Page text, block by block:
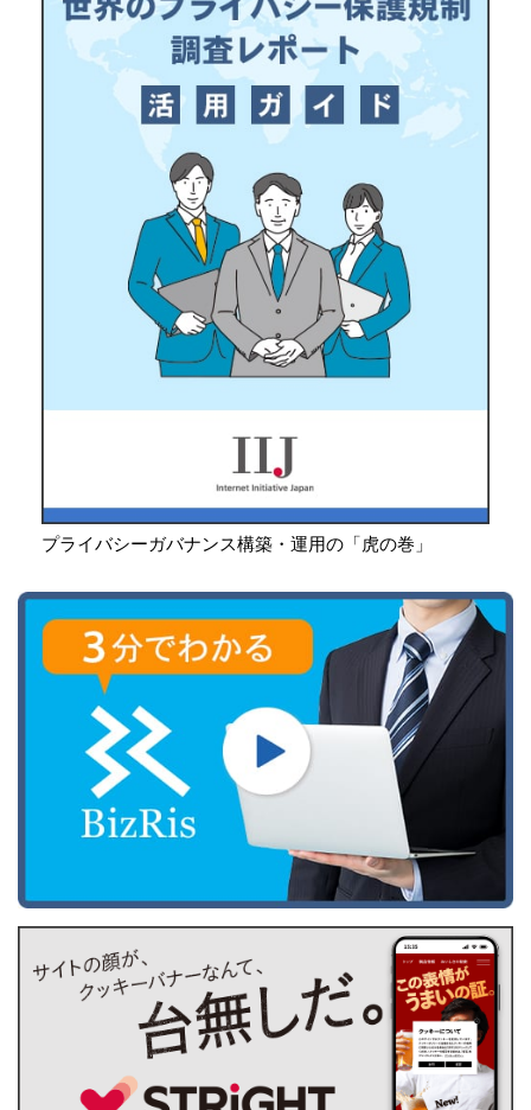
プライバシーガバナンス構築・運用の「虎の巻」